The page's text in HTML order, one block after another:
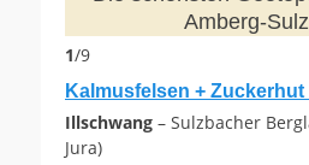
Amberg-
1/9
Kalmusfelsen +
Illschwang – Sulzbacher
Jura)